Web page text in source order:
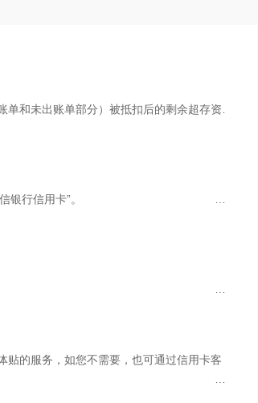
单和未出账单部分）被抵扣后的剩余超存资
可通过消费、取现、转至本行同名信用
出”，点击查询,自动跳转到超存转出页
他行借记卡（账户）采用以下收费标准：
…
银行信用卡”。
。
可在线选座购票。
贴的服务，如您不需要，也可通过信用卡客